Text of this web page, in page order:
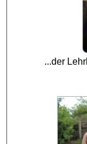
...der